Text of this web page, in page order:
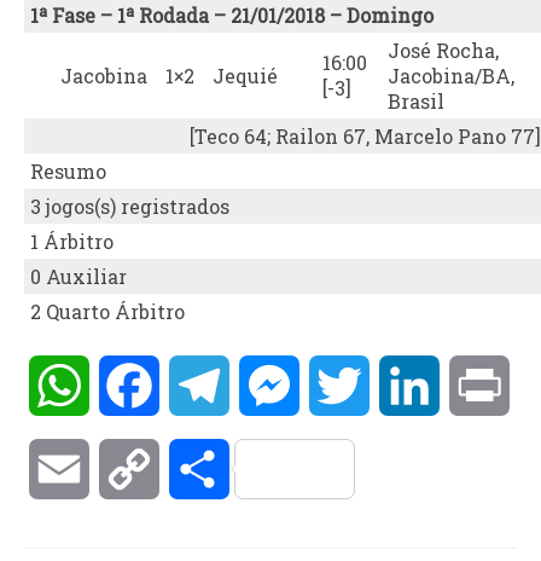
1ª Fase – 1ª Rodada – 21/01/2018 – Domingo
Jacobina 1×2 Jequié
16:00
[-3]
José Rocha,
Jacobina/BA,
Brasil
[Teco 64; Railon 67, Marcelo Pano 77]
Resumo
3 jogos(s) registrados
1 Árbitro
0 Auxiliar
2 Quarto Árbitro
WhatsAppFacebookTelegramMessengerTwitter LinkedIn
Email Copy Compartilhar